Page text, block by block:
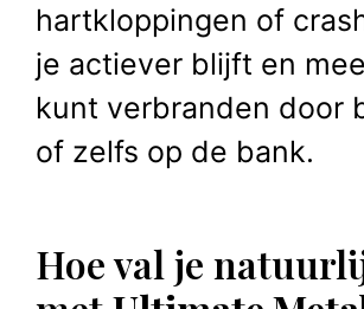
hartkloppingen of
je actiever blijft en
kunt verbranden door
of zelfs op de bank.
Hoe val je